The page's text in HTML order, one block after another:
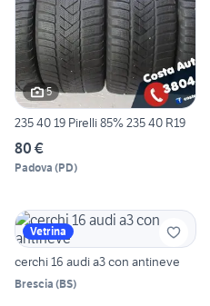
5
235 40 19 Pirelli 85% 235 40 R19
80 €
Padova (PD)
Vetrina
cerchi 16 audi a3 con antineve
Brescia (BS)